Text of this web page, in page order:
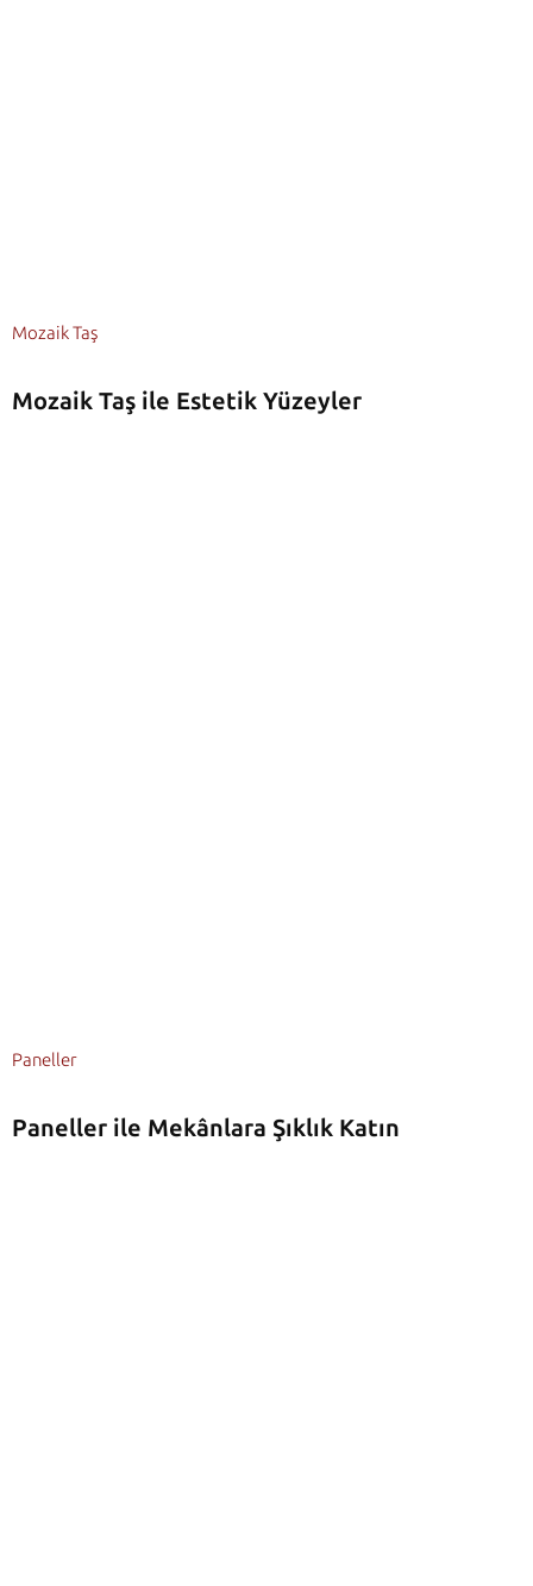
Mozaik Taş
Mozaik Taş ile Estetik Yüzeyler
Paneller
Paneller ile Mekânlara Şıklık Katın